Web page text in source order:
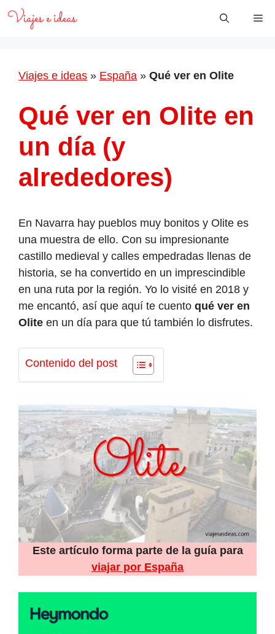
Saltar
Viajes e ideas » España » Qué ver en Olite
Qué ver en Olite en
un día (y
alrededores)
En Navarra hay pueblos muy bonitos y Olite es
una muestra de ello. Con su impresionante
castillo medieval y calles empedradas llenas de
historia, se ha convertido en un imprescindible
en una ruta por la región. Yo lo visité en 2018 y
me encantó, así que aquí te cuento qué ver en
Olite en un día para que tú también lo disfrutes.
Contenido del post
Este artículo forma parte de la guía para
viajar por España